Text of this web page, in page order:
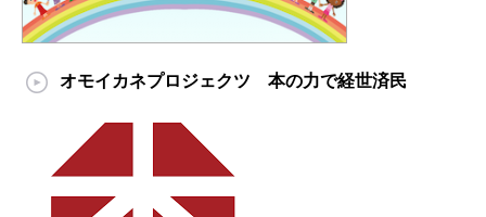
オモイカネプロジェクツ 本の力で経世済民